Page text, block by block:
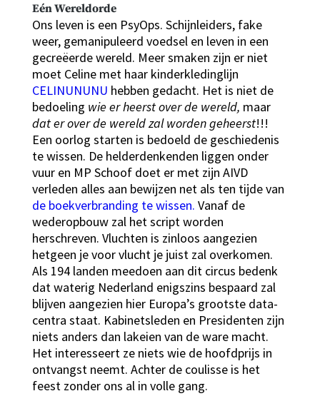
Eén Wereldorde
Ons leven is een PsyOps. Schijnleiders, fake
weer, gemanipuleerd voedsel en leven in een
gecreëerde wereld. Meer smaken zijn er niet
moet Celine met haar kinderkledinglijn
CELINUNUNU hebben gedacht. Het is niet de
bedoeling wie er heerst over de wereld, maar
dat er over de wereld zal worden geheerst!!!
Een oorlog starten is bedoeld de geschiedenis
te wissen. De helderdenkenden liggen onder
vuur en MP Schoof doet er met zijn AIVD
verleden alles aan bewijzen net als ten tijde van
de boekverbranding te wissen. Vanaf de
wederopbouw zal het script worden
herschreven. Vluchten is zinloos aangezien
hetgeen je voor vlucht je juist zal overkomen.
Als 194 landen meedoen aan dit circus bedenk
dat waterig Nederland enigszins bespaard zal
blijven aangezien hier Europa’s grootste data-
centra staat. Kabinetsleden en Presidenten zijn
niets anders dan lakeien van de ware macht.
Het interesseert ze niets wie de hoofdprijs in
ontvangst neemt. Achter de coulisse is het
feest zonder ons al in volle gang.